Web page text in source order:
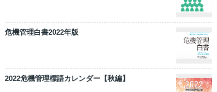
危機管理白書2022年版
2022危機管理標語カレンダー【秋編】